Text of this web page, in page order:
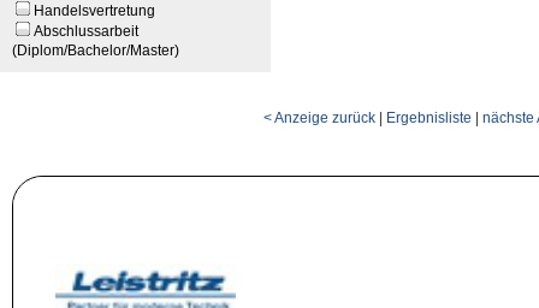
Handelsvertretung
Abschlussarbeit
(Diplom/Bachelor/Master)
< Anzeige zurück | Ergebnisliste | nächste